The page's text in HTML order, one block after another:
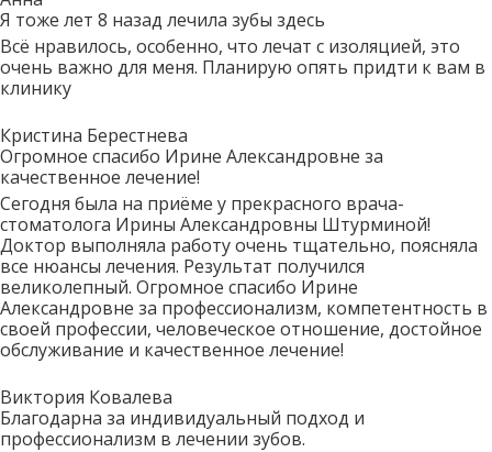
Я тоже лет 8 назад лечила зубы здесь
Всё нравилось, особенно, что лечат с изоляцией, это
очень важно для меня. Планирую опять придти к вам в
клинику
Кристина Берестнева
Огромное спасибо Ирине Александровне за
качественное лечение!
Сегодня была на приёме у прекрасного врача-
стоматолога Ирины Александровны Штурминой!
Доктор выполняла работу очень тщательно, поясняла
все нюансы лечения. Результат получился
великолепный. Огромное спасибо Ирине
Александровне за профессионализм, компетентность в
своей профессии, человеческое отношение, достойное
обслуживание и качественное лечение!
Виктория Ковалева
Благодарна за индивидуальный подход и
профессионализм в лечении зубов.